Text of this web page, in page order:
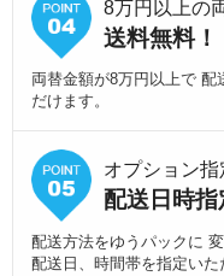
8万円以上の
送料無料！
両替金額が8万円以上で
だけます。
オプション指
配送日時指
配送方法をゆうパックに
配送日、時間帯を指定いた